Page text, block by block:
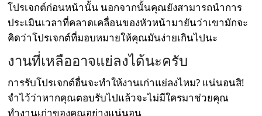
โปรเจกต์ก่อนหน้านั้น นอกจากนั้นคุณยังสามารถนำการ
ประเมินเวลาที่คลาดเคลื่อนของหัวหน้ามายันว่าเขามักจะ
คิดว่าโปรเจกต์ที่มอบหมายให้คุณมันง่ายเกินไปนะ
งานที่เหลืออาจแย่ลงได้นะครับ
การรับโปรเจกต์อื่นจะทำให้งานเก่าแย่ลงไหม? แน่นอนสิ!
จำไว้ว่าหากคุณตอบรับไปแล้วจะไม่มีใครมาช่วยคุณ
ทำงานเก่าของคุณอย่างแน่นอน